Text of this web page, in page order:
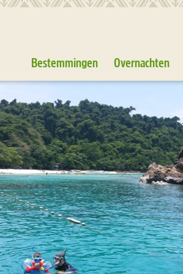
Bestemmingen Overnachten